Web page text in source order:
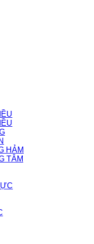
HẢM
TÂM